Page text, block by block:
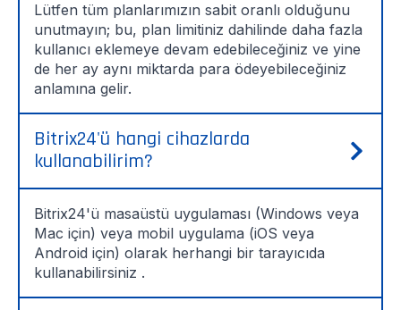
Lütfen tüm planlarımızın sabit oranlı olduğunu
unutmayın; bu, plan limitiniz dahilinde daha fazla
kullanıcı eklemeye devam edebileceğiniz ve yine
de her ay aynı miktarda para ödeyebileceğiniz
anlamına gelir.
Bitrix24'ü hangi cihazlarda
kullanabilirim?
Bitrix24'ü masaüstü uygulaması (Windows veya
Mac için) veya mobil uygulama (iOS veya
Android için) olarak herhangi bir tarayıcıda
kullanabilirsiniz .